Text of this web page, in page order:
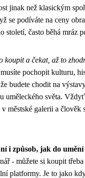
jinak než klasickým
se podíváte na ceny
století, často běhá mráz
koupit a čekat, až to
pochopit kulturu,
budete chodit na
uměleckého světa.
městské galerii a člověk
i způsob, jak do
- můžete si koupit
platformy. Je to jako